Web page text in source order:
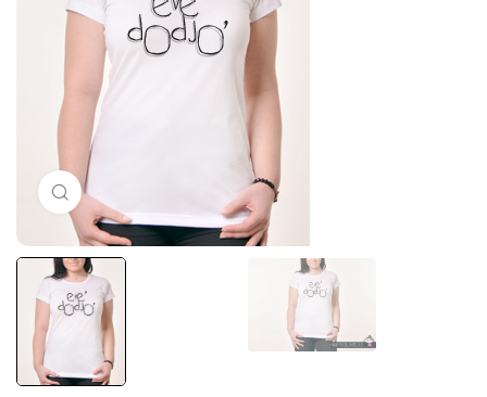
Click to enlarge